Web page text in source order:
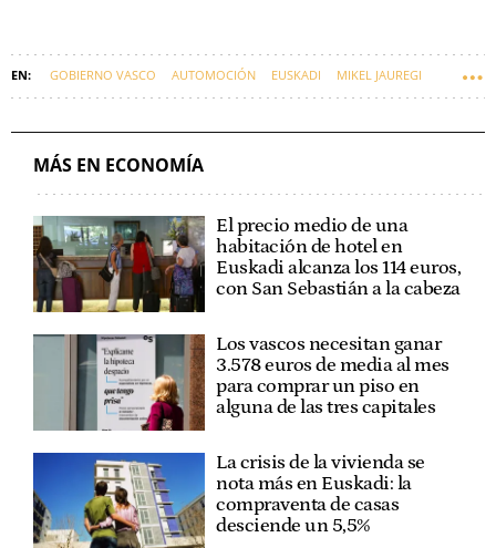
GOBIERNO VASCO AUTOMOCIÓN EUSKADI MIKEL JAUREGI
MÁS EN ECONOMÍA
El precio medio de una
habitación de hotel en
Euskadi alcanza los 114 euros,
con San Sebastián a la cabeza
Los vascos necesitan ganar
3.578 euros de media al mes
para comprar un piso en
alguna de las tres capitales
La crisis de la vivienda se
nota más en Euskadi: la
compraventa de casas
desciende un 5,5%